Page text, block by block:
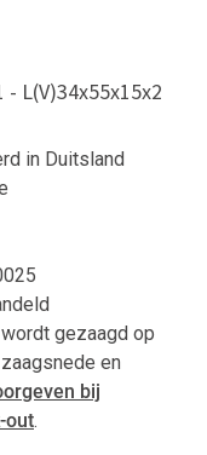
- L(V)34x55x15x2
in Duitsland
gezaagd op
en
bij
out.